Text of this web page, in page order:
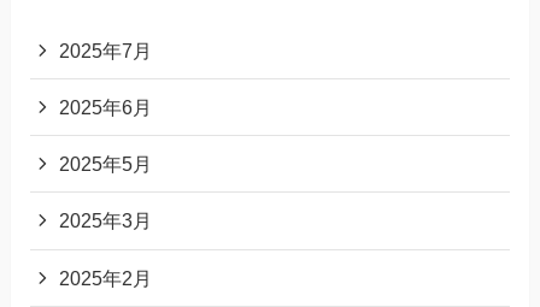
2025年7月
2025年6月
2025年5月
2025年3月
2025年2月